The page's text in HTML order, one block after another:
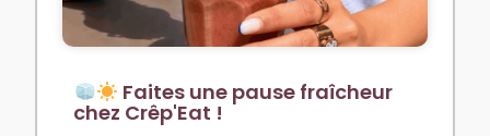
Faites une pause fraîcheur
chez Crêp'Eat !